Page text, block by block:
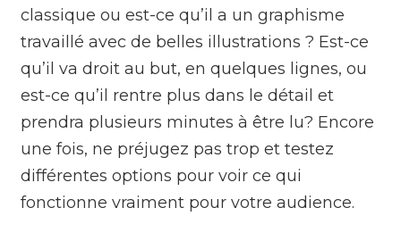
classique ou est-ce qu’il a un graphisme
travaillé avec de belles illustrations ? Est-ce
qu’il va droit au but, en quelques lignes, ou
est-ce qu’il rentre plus dans le détail et
prendra plusieurs minutes à être lu? Encore
une fois, ne préjugez pas trop et testez
différentes options pour voir ce qui
fonctionne vraiment pour votre audience.